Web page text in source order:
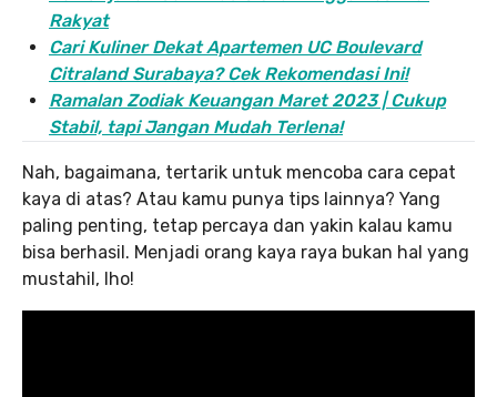
Rakyat
Cari Kuliner Dekat Apartemen UC Boulevard
Citraland Surabaya? Cek Rekomendasi Ini!
Ramalan Zodiak Keuangan Maret 2023 | Cukup
Stabil, tapi Jangan Mudah Terlena!
Nah, bagaimana, tertarik untuk mencoba cara cepat
kaya di atas? Atau kamu punya tips lainnya? Yang
paling penting, tetap percaya dan yakin kalau kamu
bisa berhasil. Menjadi orang kaya raya bukan hal yang
mustahil, lho!